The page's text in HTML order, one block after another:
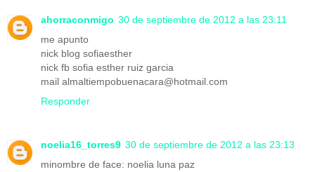
ahorraconmigo 30 de septiembre de 2012 a las 23:11
me apunto
nick blog sofiaesther
nick fb sofia esther ruiz garcia
mail almaltiempobuenacara@hotmail.com
Responder
noelia16_torres9 30 de septiembre de 2012 a las 23:13
minombre de face: noelia luna paz